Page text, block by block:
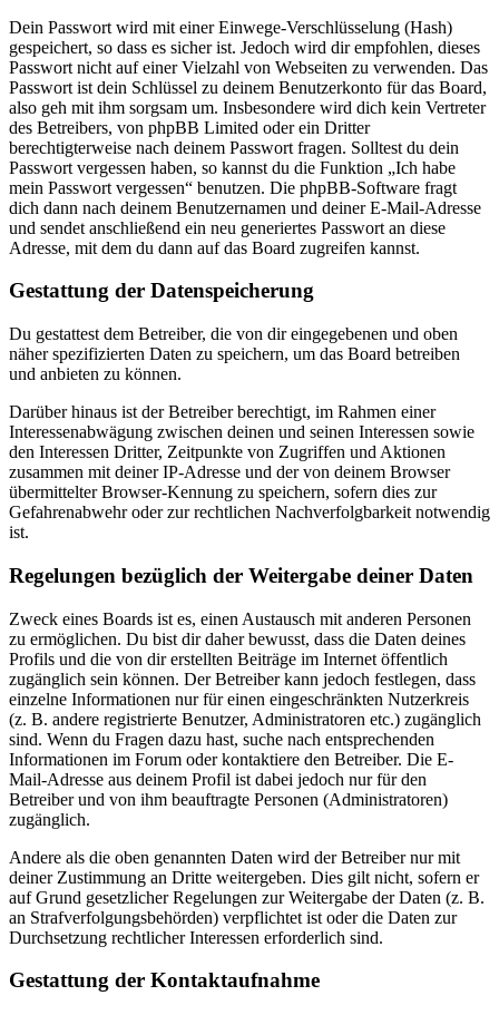
Dein Passwort wird mit einer Einwege-Verschlüsselung (Hash)
gespeichert, so dass es sicher ist. Jedoch wird dir empfohlen, dieses
Passwort nicht auf einer Vielzahl von Webseiten zu verwenden. Das
Passwort ist dein Schlüssel zu deinem Benutzerkonto für das Board,
also geh mit ihm sorgsam um. Insbesondere wird dich kein Vertreter
des Betreibers, von phpBB Limited oder ein Dritter
berechtigterweise nach deinem Passwort fragen. Solltest du dein
Passwort vergessen haben, so kannst du die Funktion „Ich habe
mein Passwort vergessen“ benutzen. Die phpBB-Software fragt
dich dann nach deinem Benutzernamen und deiner E-Mail-Adresse
und sendet anschließend ein neu generiertes Passwort an diese
Adresse, mit dem du dann auf das Board zugreifen kannst.
Gestattung der Datenspeicherung
Du gestattest dem Betreiber, die von dir eingegebenen und oben
näher spezifizierten Daten zu speichern, um das Board betreiben
und anbieten zu können.
Darüber hinaus ist der Betreiber berechtigt, im Rahmen einer
Interessenabwägung zwischen deinen und seinen Interessen sowie
den Interessen Dritter, Zeitpunkte von Zugriffen und Aktionen
zusammen mit deiner IP-Adresse und der von deinem Browser
übermittelter Browser-Kennung zu speichern, sofern dies zur
Gefahrenabwehr oder zur rechtlichen Nachverfolgbarkeit notwendig
ist.
Regelungen bezüglich der Weitergabe deiner Daten
Zweck eines Boards ist es, einen Austausch mit anderen Personen
zu ermöglichen. Du bist dir daher bewusst, dass die Daten deines
Profils und die von dir erstellten Beiträge im Internet öffentlich
zugänglich sein können. Der Betreiber kann jedoch festlegen, dass
einzelne Informationen nur für einen eingeschränkten Nutzerkreis
(z. B. andere registrierte Benutzer, Administratoren etc.) zugänglich
sind. Wenn du Fragen dazu hast, suche nach entsprechenden
Informationen im Forum oder kontaktiere den Betreiber. Die E-
Mail-Adresse aus deinem Profil ist dabei jedoch nur für den
Betreiber und von ihm beauftragte Personen (Administratoren)
zugänglich.
Andere als die oben genannten Daten wird der Betreiber nur mit
deiner Zustimmung an Dritte weitergeben. Dies gilt nicht, sofern er
auf Grund gesetzlicher Regelungen zur Weitergabe der Daten (z. B.
an Strafverfolgungsbehörden) verpflichtet ist oder die Daten zur
Durchsetzung rechtlicher Interessen erforderlich sind.
Gestattung der Kontaktaufnahme